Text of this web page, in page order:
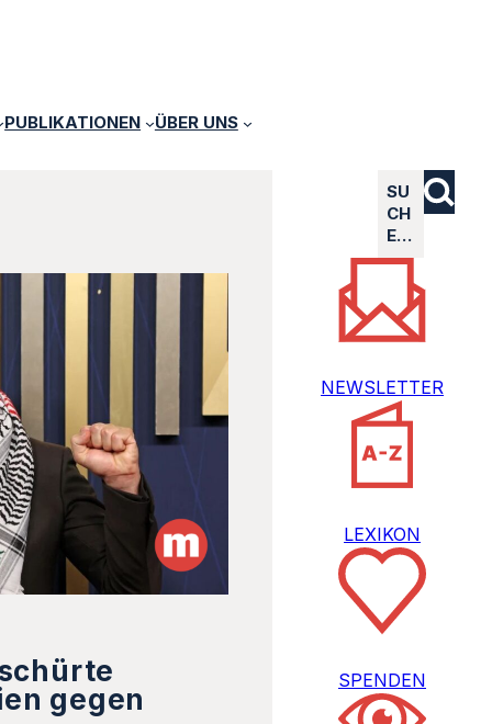
PUBLIKATIONEN ÜBER UNS
gegen
SU
CH
E…
NEWSLETTER
LEXIKON
SPENDEN